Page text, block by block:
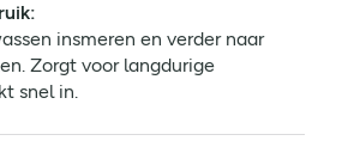
insmeren en verder naar
Zorgt voor langdurige
snel in.